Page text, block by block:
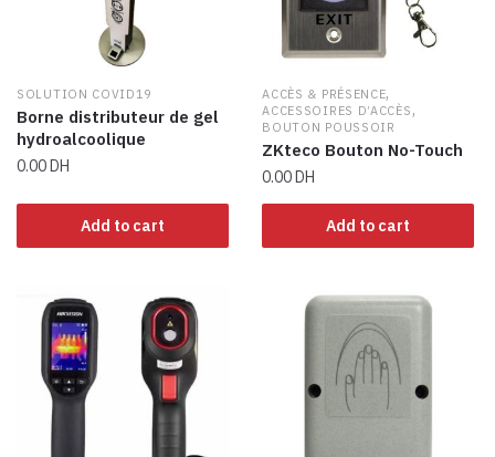
SOLUTION COVID19
Borne distributeur de gel
hydroalcoolique
0.00 DH
Add to cart
ACCÈS & PRÉSENCE,
ACCESSOIRES D’ACCÈS ,
BOUTON POUSSOIR
ZKteco Bouton No-Touch
0.00 DH
Add to cart